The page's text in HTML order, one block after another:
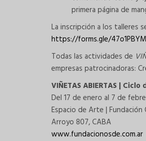
primera página de
La inscripción a los talleres
https://forms.gle/
Todas las actividades de
empresas patrocinadoras:
VIÑETAS ABIERTAS |
Del 17 de enero al 7 de
Espacio de Arte | Fundación
Arroyo 807, CABA
www.fundacionosde.com.ar